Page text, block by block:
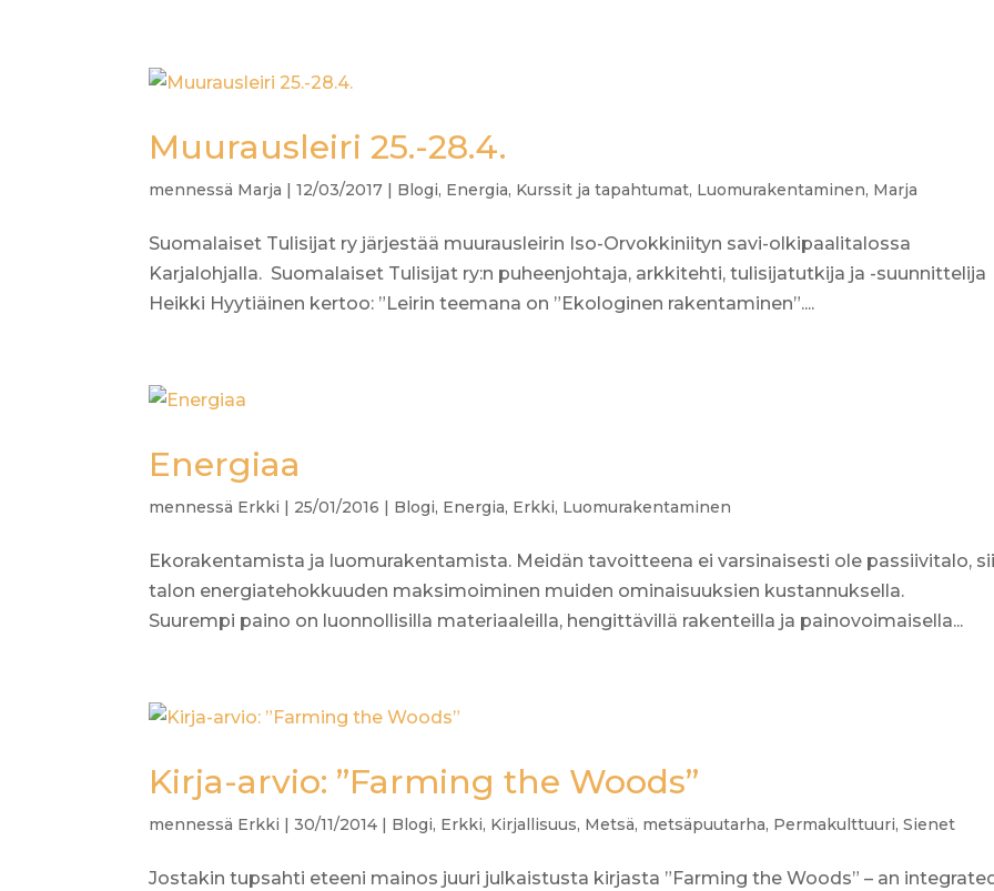
Muurausleiri 25.-28.4.
mennessä Marja |12/03/2017 Blogi, Energia, Kurssit ja tapahtumat, Luomurakentaminen, Marja
Suomalaiset Tulisijat ry järjestää muurausleirin Iso-Orvokkiniityn savi-olkipaalitalossa
Karjalohjalla. Suomalaiset Tulisijat ry:n puheenjohtaja, arkkitehti, tulisijatutkija ja -suunnittelija
Heikki Hyytiäinen kertoo: ”Leirin teemana on ”Ekologinen rakentaminen”....
Energiaa
mennessä Erkki 25/01/2016 Blogi, Energia, Erkki, Luomurakentaminen
Ekorakentamista ja luomurakentamista. Meidän tavoitteena ei varsinaisesti ole passiivitalo,
talon energiatehokkuuden maksimoiminen muiden ominaisuuksien kustannuksella.
Suurempi paino on luonnollisilla materiaaleilla, hengittävillä rakenteilla ja painovoimaisella...
Kirja-arvio: ”Farming the Woods”
mennessä Erkki |30/11/2014 Blogi, Erkki, Kirjallisuus, Metsä, metsäpuutarha, Permakulttuuri,Sienet
Jostakin tupsahti eteeni mainos juuri julkaistusta kirjasta ”Farming the Woods” – an